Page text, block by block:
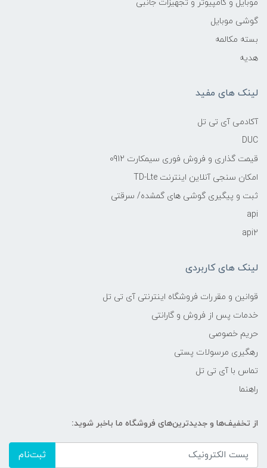
موبایل و کامپیوتر و تجهیزات جانبی
گوشی موبایل
بسته مکالمه
هدیه
لینک های مفید
آکادمی آی تی تل
DUC
قیمت گذاری و فروش فوری سیمکارت 0912
امکان سنجی آنلاین اینترنت TD-Lte
ثبت و پیگیری گوشی های گمشده/ سرقتی
api
api2
لینک های کاربردی
قوانین و مقررات فروشگاه اینترنتی آی تی تل
خدمات پس از فروش و گارانتی
حریم خصوصی
رهگیری مرسولات پستی
تماس با آی تی تل
راهنما
از تخفیف‌ها و جدیدترین‌های فروشگاه ما باخبر شوید:
ثبت‌نام